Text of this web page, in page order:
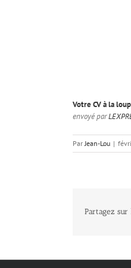
Votre CV à la
envoyé par
ParJean-Lou |
Partagez sur